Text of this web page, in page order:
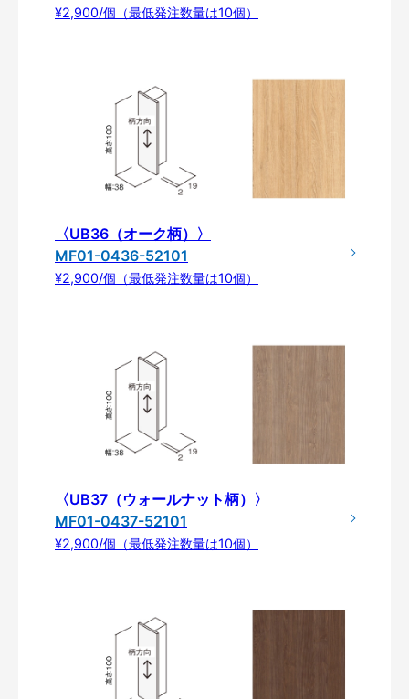
¥2,900/個（最低発注数量は10個）
〈UB36（オーク柄）〉
MF01-0436-52101
¥2,900/個（最低発注数量は10個）
〈UB37（ウォールナット柄）〉
MF01-0437-52101
¥2,900/個（最低発注数量は10個）